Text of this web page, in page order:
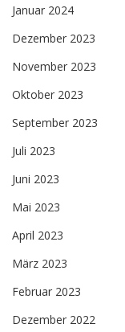
Januar 2024
Dezember 2023
November 2023
Oktober 2023
September 2023
Juli 2023
Juni 2023
Mai 2023
April 2023
März 2023
Februar 2023
Dezember 2022